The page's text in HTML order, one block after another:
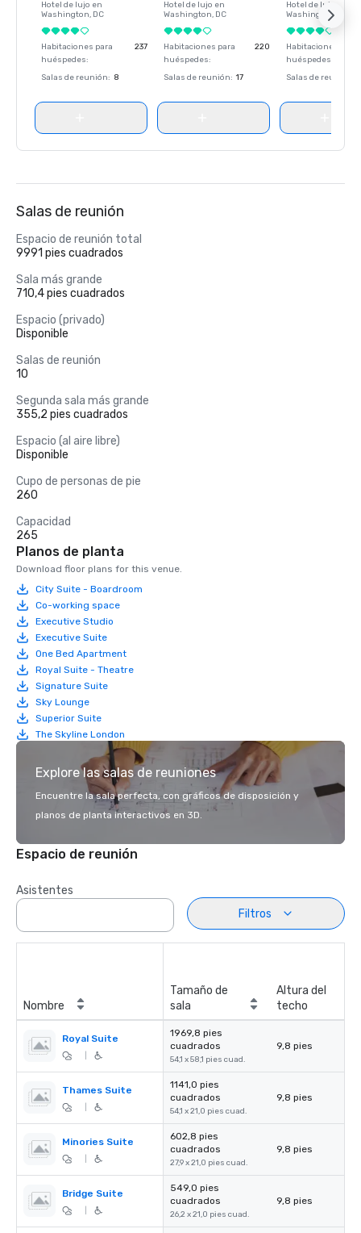
Hotel de lujo en
Washington, DC
Habitaciones para
huéspedes:
237
Salas de reunión: 8
Hotel de lujo en
Washington, DC
Habitaciones para
huéspedes:
220
Salas de reunión: 17
Hotel de lujo en
Washington
Habitaciones para
huéspedes
Salas de reunión
Salas de reunión
Espacio de reunión total
9991 pies cuadrados
Sala más grande
710,4 pies cuadrados
Espacio (privado)
Disponible
Salas de reunión
10
Segunda sala más grande
355,2 pies cuadrados
Espacio (al aire libre)
Disponible
Cupo de personas de pie
260
Capacidad
265
Planos de planta
Download floor plans for this venue.
City Suite - Boardroom
Co-working space
Executive Studio
Executive Suite
One Bed Apartment
Royal Suite - Theatre
Signature Suite
Sky Lounge
Superior Suite
The Skyline London
Explore las salas de reuniones
Encuentre la sala perfecta, con gráficos de disposición y
planos de planta interactivos en 3D.
Espacio de reunión
Asistentes
Filtros
Nombre
Tamaño de
sala
Altura del
techo
Royal Suite
1969,8 pies
cuadrados
54,1 x 58,1 pies cuad.
9,8 pies
Thames Suite
1141,0 pies
cuadrados
54,1 x 21,0 pies cuad.
9,8 pies
Minories Suite
602,8 pies
cuadrados
27,9 x 21,0 pies cuad.
9,8 pies
Bridge Suite
549,0 pies
cuadrados
26,2 x 21,0 pies cuad.
9,8 pies